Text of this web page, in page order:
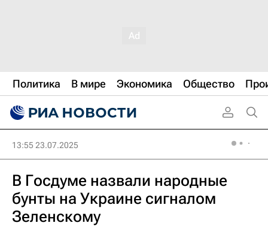
Политика В мире Экономика Общество
13:55 23.07.2025
В Госдуме назвали народные
бунты на Украине сигналом
Зеленскому